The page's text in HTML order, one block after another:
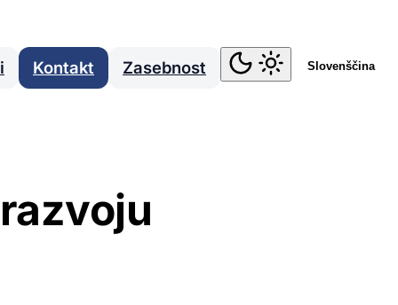
Kontakt Zasebnost Slovenščina